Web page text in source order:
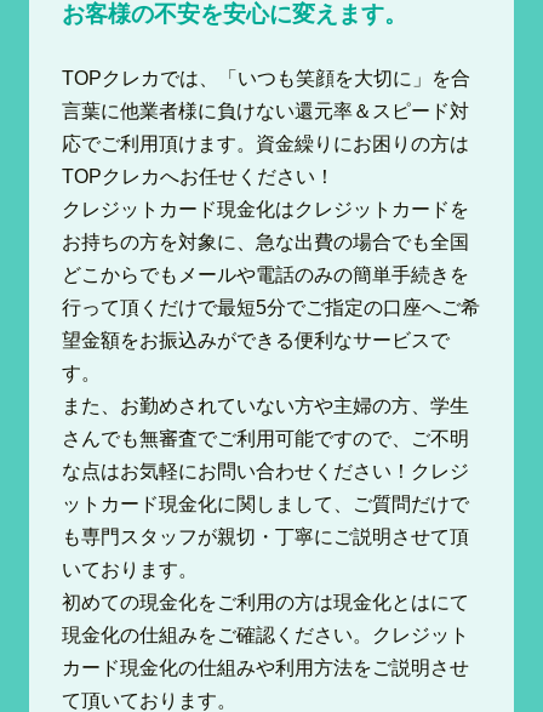
お客様の不安を安心に変えます。
TOPクレカでは、「いつも笑顔を大切に」を合
言葉に他業者様に負けない還元率＆スピード対
応でご利用頂けます。資金繰りにお困りの方は
TOPクレカへお任せください！
クレジットカード現金化はクレジットカードを
お持ちの方を対象に、急な出費の場合でも全国
どこからでもメールや電話のみの簡単手続きを
行って頂くだけで最短5分でご指定の口座へご希
望金額をお振込みができる便利なサービスで
す。
また、お勤めされていない方や主婦の方、学生
さんでも無審査でご利用可能ですので、ご不明
な点はお気軽にお問い合わせください！クレジ
ットカード現金化に関しまして、ご質問だけで
も専門スタッフが親切・丁寧にご説明させて頂
いております。
初めての現金化をご利用の方は現金化とはにて
現金化の仕組みをご確認ください。クレジット
カード現金化の仕組みや利用方法をご説明させ
て頂いております。